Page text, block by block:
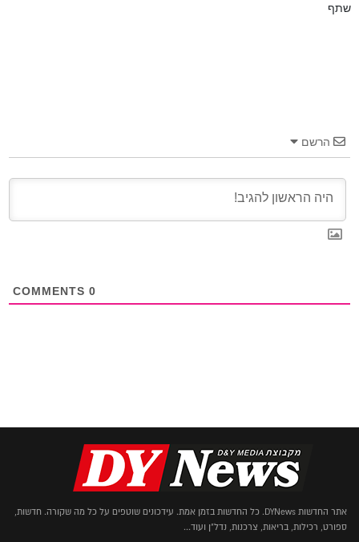
שתף
הרשם
0
אתר החדשות DYNews. כל החדשות בזמן אמת. עידכונים שוטפים על כל מה שקורה. חדשות,
ספורט, רכילות, בריאות, צרכנות, נדל"ן ועוד...